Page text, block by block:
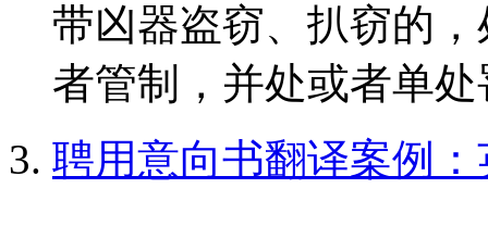
带凶器盗窃、扒窃的
者管制，并处或者单
聘用意向书翻译案例